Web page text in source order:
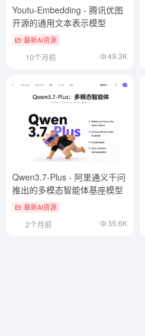
Youtu-Embedding - 腾讯优图
开源的通用文本表示模型
最新AI资源
10个月前 49.3K
Qwen3.7-Plus - 阿里通义千问
推出的多模态智能体基座模型
最新AI资源
2个月前 35.6K